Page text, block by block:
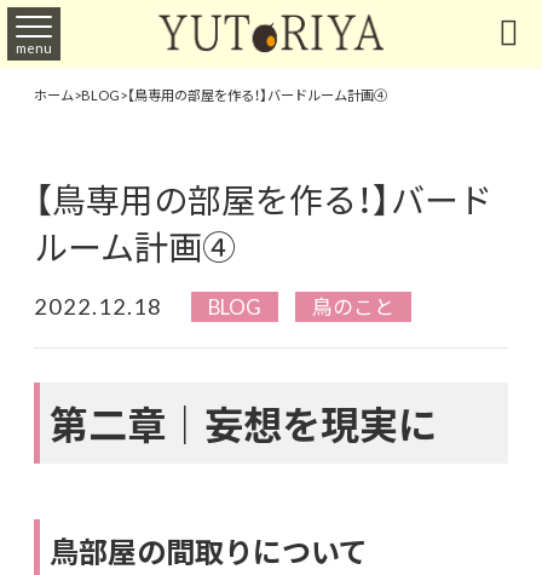
menu 
ホーム>BLOG>【鳥専用の部屋を作る！】バードルーム計画④
【鳥専用の部屋を作る！】バード
ルーム計画④
2022.12.18 BLOG 鳥のこと
第二章｜妄想を現実に
鳥部屋の間取りについて